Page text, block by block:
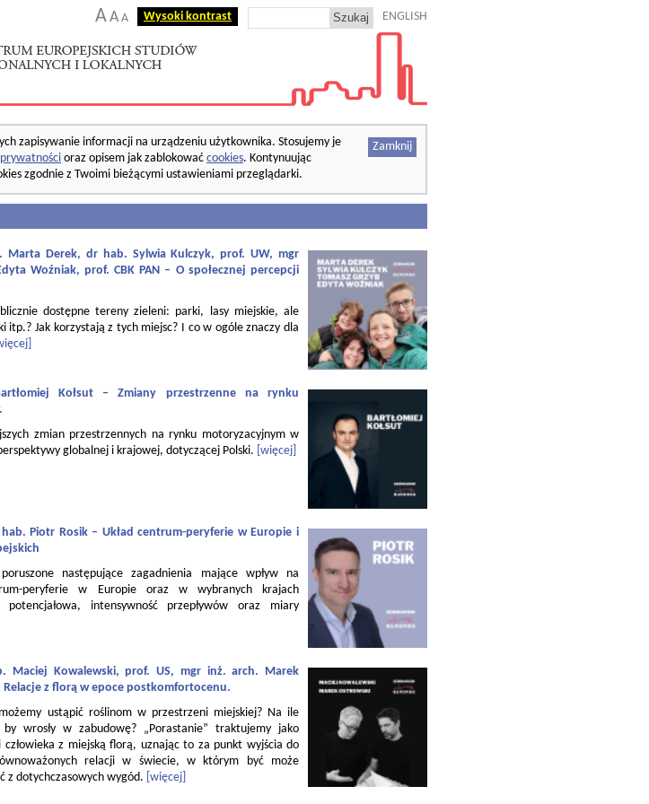
AA A Wysoki kontrast ENGLISH
Zamknij
zapisywanie informacji na urządzeniu użytkownika. Stosujemy je
oraz opisem jak zablokować cookies. Kontynuując
zgodnie z Twoimi bieżącymi ustawieniami przeglądarki.
Derek, dr hab. Sylwia Kulczyk, prof. UW, mgr
Woźniak, prof. CBK PAN – O społecznej percepcji
dostępne tereny zieleni: parki, lasy miejskie, ale
itp.? Jak korzystają z tych miejsc? I co w ogóle znaczy dla
Kołsut – Zmiany przestrzenne na rynku
zmian przestrzennych na rynku motoryzacyjnym w
globalnej i krajowej, dotyczącej Polski. [więcej]
Piotr Rosik – Układ centrum-peryferie w Europie i
następujące zagadnienia mające wpływ na
peryferie w Europie oraz w wybranych krajach
potencjałowa, intensywność przepływów oraz miary
Kowalewski, prof. US, mgr inż. arch. Marek
Relacje z florą w epoce postkomfortocenu.
ustąpić roślinom w przestrzeni miejskiej? Na ile
wrosły w zabudowę? „Porastanie” traktujemy jako
człowieka z miejską florą, uznając to za punkt wyjścia do
relacji w świecie, w którym być może
z dotychczasowych wygód. [więcej]